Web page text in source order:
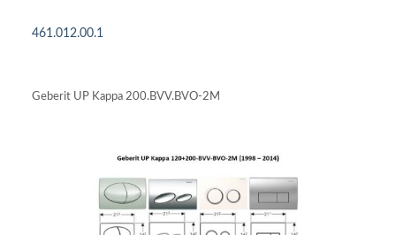
461.012.00.1
Geberit UP Kappa 200.BVV.BVO-2M